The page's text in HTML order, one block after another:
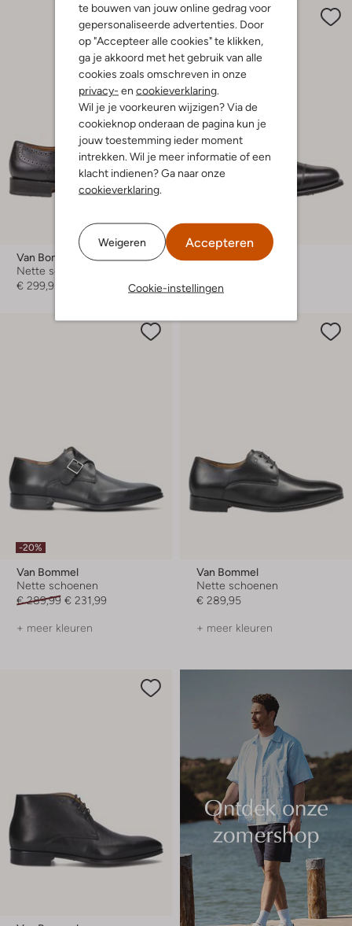
te bouwen van jouw online gedrag voor
gepersonaliseerde advertenties. Door
op "Accepteer alle cookies" te klikken,
ga je akkoord met het gebruik van alle
cookies zoals omschreven in onze
privacy- en cookieverklaring.
Wil je je voorkeuren wijzigen? Via de
cookieknop onderaan de pagina kun je
jouw toestemming ieder moment
intrekken. Wil je meer informatie of een
klacht indienen? Ga naar onze
cookieverklaring.
Weigeren Accepteren
Cookie-instellingen
Van Bommel
Nette schoenen
€ 299,95
€ 289,95
-20%
Van Bommel
Nette schoenen
€ 289,99 € 231,99
+ meer kleuren
Van Bommel
Nette schoenen
€ 289,95
+ meer kleuren